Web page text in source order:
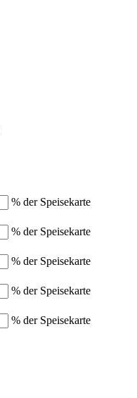
% der Speisekarte
% der Speisekarte
% der Speisekarte
% der Speisekarte
% der Speisekarte